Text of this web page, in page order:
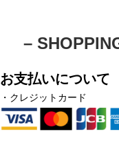
–
お支払いについて
・クレジットカード